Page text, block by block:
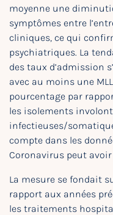
moyenne une
symptômes entre
cliniques, ce qui
psychiatriques. La
des taux d’admission
avec au moins une
pourcentage par
les isolements
infectieuses/
compte dans les
Coronavirus peut
La mesure se fondait
rapport aux années
les traitements